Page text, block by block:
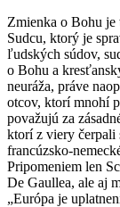
Zmienka o Bohu je
Sudcu, ktorý je
ľudských súdov,
o Bohu a
neuráža, práve
otcov, ktorí mnohí
považujú za
ktorí z viery čerpali
francúzsko-
Pripomeniem len
De Gaullea, ale aj
„Európa je